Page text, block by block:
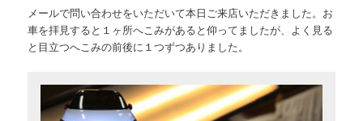
メールで問い合わせをいただいて本日ご来店いただきました。お
車を拝見すると１ヶ所へこみがあると仰ってましたが、よく見る
と目立つへこみの前後に１つずつありました。